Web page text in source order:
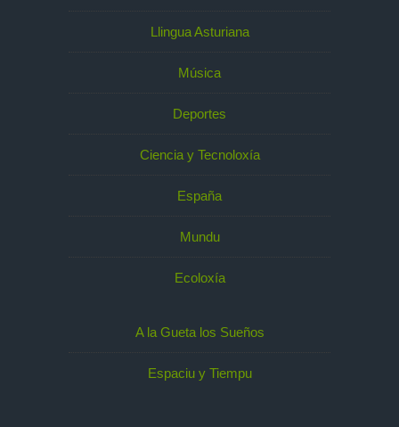
Llingua Asturiana
Música
Deportes
Ciencia y Tecnoloxía
España
Mundu
Ecoloxía
A la Gueta los Sueños
Espaciu y Tiempu